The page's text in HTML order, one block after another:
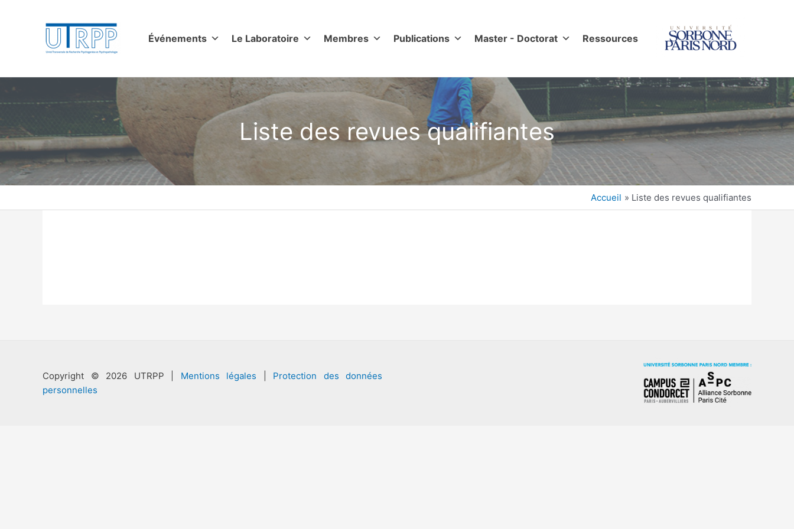
Événements Le Laboratoire Membres Publications Master - Doctorat Ressources
Liste des revues qualifiantes
Accueil Liste des revues qualifiantes
Copyright © 2026 UTRPP | Mentions légales
Protection des données
personnelles